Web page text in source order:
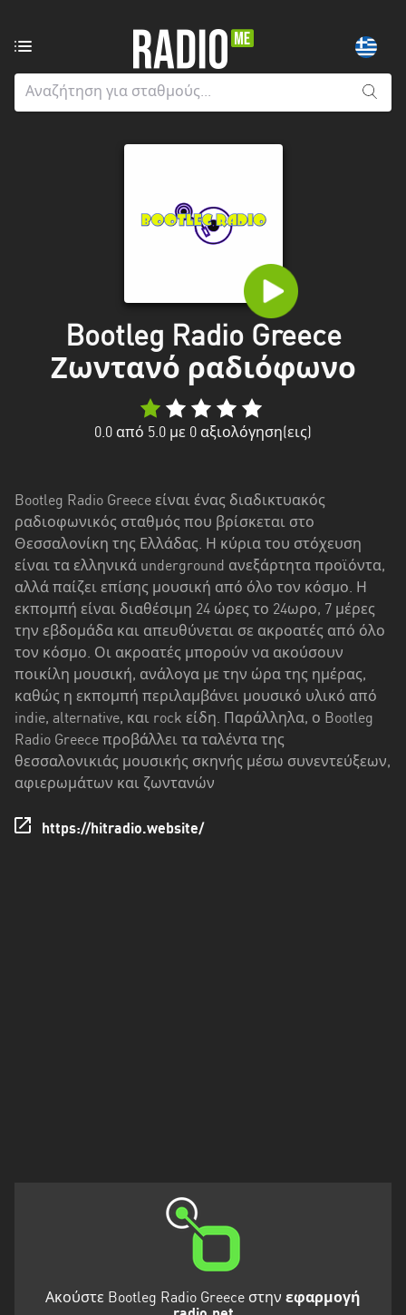
σταθμοί
από:
Θράκη
Αττική
Ήπειρος
Θεσσαλία
νησιά
Κεντρική
Μακεδονία
Κρήτη
Νότιο
Αιγαίο
Πελοπόννησος
Bootleg Radio Greece
Ζωντανό ραδιόφωνο
0.0 από 5.0 με 0 αξιολόγηση(εις)
Bootleg Radio Greece είναι ένας διαδικτυακός
ραδιοφωνικός σταθμός που βρίσκεται στο
Θεσσαλονίκη της Ελλάδας. Η κύρια του στόχευση
είναι τα ελληνικά underground ανεξάρτητα προϊόντα,
αλλά παίζει επίσης μουσική από όλο τον κόσμο. Η
εκπομπή είναι διαθέσιμη 24 ώρες το 24ωρο, 7 μέρες
την εβδομάδα και απευθύνεται σε ακροατές από όλο
τον κόσμο. Οι ακροατές μπορούν να ακούσουν
ποικίλη μουσική, ανάλογα με την ώρα της ημέρας,
καθώς η εκπομπή περιλαμβάνει μουσικό υλικό από
indie, alternative, και rock είδη. Παράλληλα, ο Bootleg
Radio Greece προβάλλει τα ταλέντα της
θεσσαλονικιάς μουσικής σκηνής μέσω συνεντεύξεων,
αφιερωμάτων και ζωντανών
https://hitradio.website/
Ακούστε Bootleg Radio Greece στην εφαρμογή